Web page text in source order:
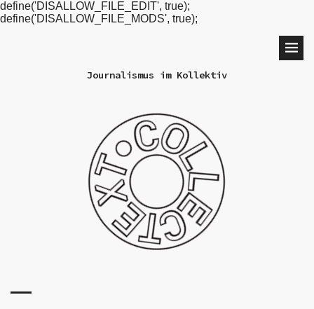
define('DISALLOW_FILE_EDIT', true);
define('DISALLOW_FILE_MODS', true);
Journalismus im Kollektiv